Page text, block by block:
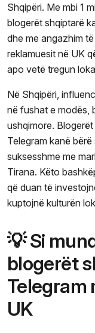
Shqipëri. Me mbi 1
blogerët shqiptarë
dhe me angazhim
reklamuesit në UK
apo vetë tregun
Në Shqipëri,
në fushat e modës,
ushqimore.
Telegram kanë
suksesshme me
Tirana. Këto
që duan të
kuptojnë kulturën
💡 Si
blogerët
Telegram
UK